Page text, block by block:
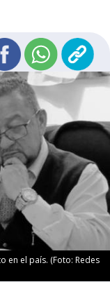
en el país. (Foto: Redes